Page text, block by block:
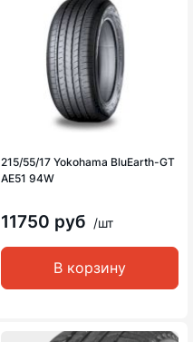
215/55/17 Yokohama BluEarth-GT
AE51 94W
11750 руб /шт
В корзину